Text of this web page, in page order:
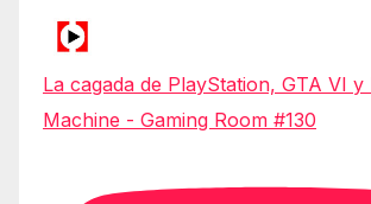
La cagada de PlayStation, GTA VI y
Machine - Gaming Room #130